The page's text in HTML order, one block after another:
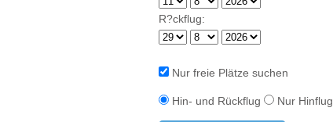
R?ckflug:
Nur freie Plätze suchen
Hin- und Rückflug Nur Hinflug